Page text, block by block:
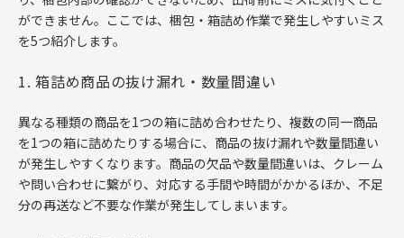
ができません。ここでは、梱包・箱詰め作業で発生しやすいミス
を5つ紹介します。
1. 箱詰め商品の抜け漏れ・数量間違い
異なる種類の商品を1つの箱に詰め合わせたり、複数の同一商品
を1つの箱に詰めたりする場合に、商品の抜け漏れや数量間違い
が発生しやすくなります。商品の欠品や数量間違いは、クレーム
や問い合わせに繋がり、対応する手間や時間がかかるほか、不足
分の再送など不要な作業が発生してしまいます。